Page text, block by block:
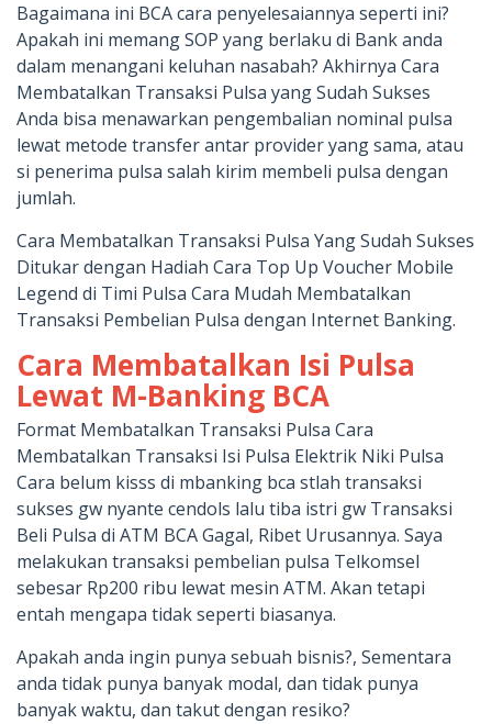
Bagaimana ini BCA cara penyelesaiannya seperti ini?
Apakah ini memang SOP yang berlaku di Bank anda
dalam menangani keluhan nasabah? Akhirnya Cara
Membatalkan Transaksi Pulsa yang Sudah Sukses
Anda bisa menawarkan pengembalian nominal pulsa
lewat metode transfer antar provider yang sama, atau
si penerima pulsa salah kirim membeli pulsa dengan
jumlah.
Cara Membatalkan Transaksi Pulsa Yang Sudah Sukses
Ditukar dengan Hadiah Cara Top Up Voucher Mobile
Legend di Timi Pulsa Cara Mudah Membatalkan
Transaksi Pembelian Pulsa dengan Internet Banking.
Cara Membatalkan Isi Pulsa
Lewat M-Banking BCA
Format Membatalkan Transaksi Pulsa Cara
Membatalkan Transaksi Isi Pulsa Elektrik Niki Pulsa
Cara belum kisss di mbanking bca stlah transaksi
sukses gw nyante cendols lalu tiba istri gw Transaksi
Beli Pulsa di ATM BCA Gagal, Ribet Urusannya. Saya
melakukan transaksi pembelian pulsa Telkomsel
sebesar Rp200 ribu lewat mesin ATM. Akan tetapi
entah mengapa tidak seperti biasanya.
Apakah anda ingin punya sebuah bisnis?, Sementara
anda tidak punya banyak modal, dan tidak punya
banyak waktu, dan takut dengan resiko?